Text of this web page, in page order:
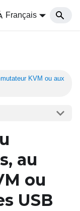
Français
KVM ou aux
au
ou
USB